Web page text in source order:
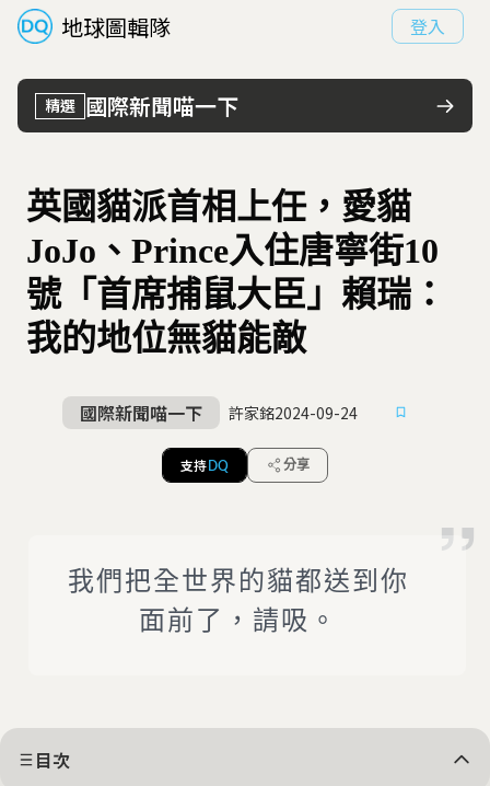
地球圖輯隊 登入
精選 國際新聞喵一下
英國貓派首相上任，愛貓
JoJo、Prince入住唐寧街10
號「首席捕鼠大臣」賴瑞：
我的地位無貓能敵
國際新聞喵一下 許家銘2024-09-24
支持 DQ 分享
我們把全世界的貓都送到你
面前了，請吸。
目次